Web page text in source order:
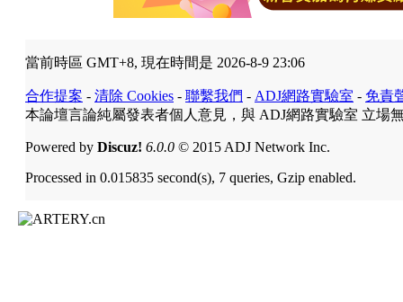
當前時區 GMT+8, 現在時間是 2026-8-9 23:06
合作提案 - 清除 Cookies - 聯繫我們 - ADJ網路實驗室 - 免責
本論壇言論純屬發表者個人意見，與 ADJ網路實驗室 立場
Powered by Discuz! 6.0.0 © 2015 ADJ Network Inc.
Processed in 0.015835 second(s), 7 queries, Gzip enabled.